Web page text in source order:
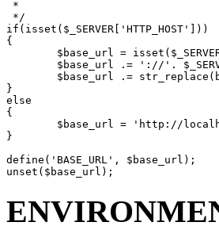
*
*/
if(isset($_SERVER['HTTP_HOST']))
{
}
else
{
}
define('BASE_URL', $base_url);
unset($base_url);